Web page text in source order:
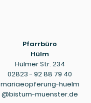
Pfarrbüro
Hülm
Hülmer Str. 234
02823 - 92 88 79 40
mariaeopferung-huelm
@bistum-muenster.de